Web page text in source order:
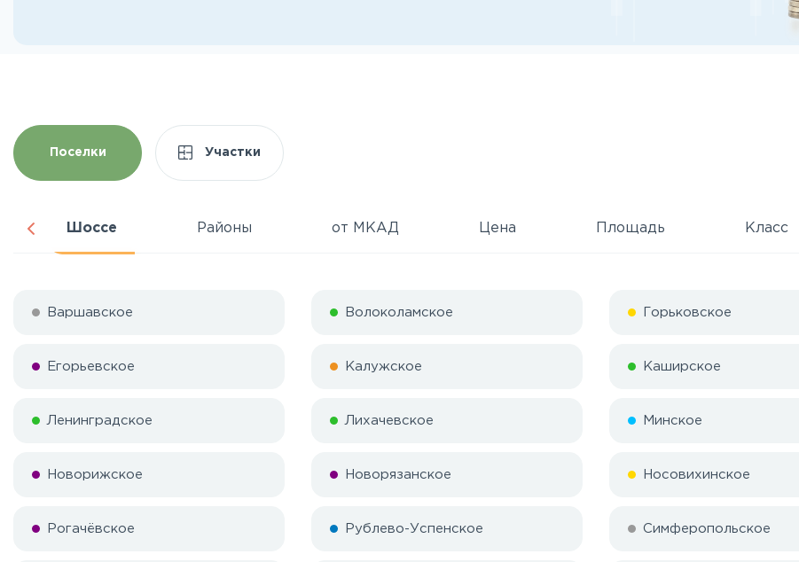
Поселки Участки
Шоссе Районы от МКАД Цена Площадь Класс
Варшавское Волоколамское Горьковское
Егорьевское Калужское Каширское
Ленинградское Лихачевское Минское
Новорижское Новорязанское Носовихинское
Рогачёвское Рублево-Успенское Симферопольское